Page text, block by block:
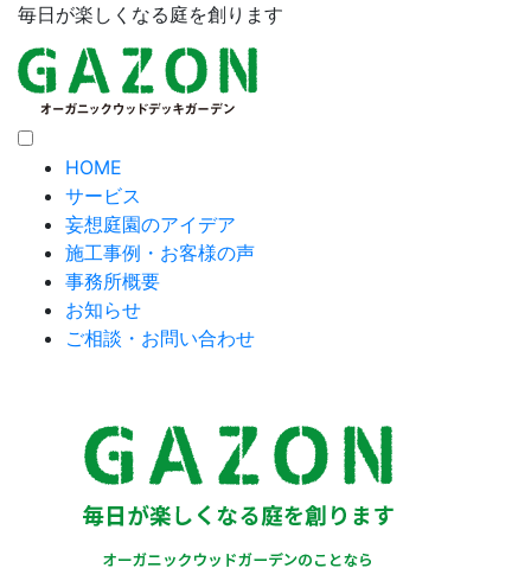
毎日が楽しくなる庭を創ります
HOME
サービス
妄想庭園のアイデア
施工事例・お客様の声
事務所概要
お知らせ
ご相談・お問い合わせ